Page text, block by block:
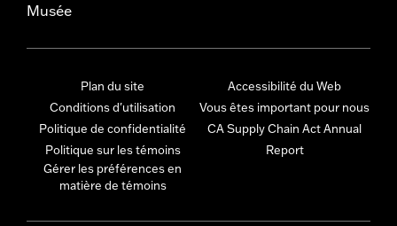
Musée
Plan du site
Conditions d'utilisation
Politique de confidentialité
Politique sur les témoins
Gérer les préférences en
matière de témoins
Accessibilité du Web
Vous êtes important pour nous
CA Supply Chain Act Annual
Report